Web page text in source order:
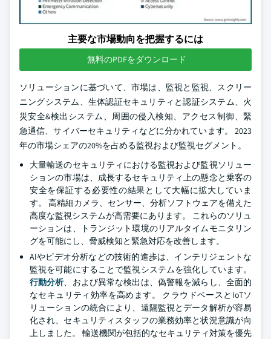
主要な市場動向を把握するには
無料のPDFをダウンロード
ソリューションに基づいて、市場は、監視と監視、スクリー
ニングシステム、生体認証セキュリティと認証システム、火
災安全&検出システム、周囲の侵入検知、アクセス制御、緊
急通信、サイバーセキュリティなどに分かれています。 2023
年の市場シェアの20%を占める監視および監視セグメント。
大量輸送のセキュリティにおける監視および監視ソリュー
ションの市場は、成長するセキュリティ上の懸念と乗客の
安全を保証する必要性の結果として大幅に拡大していま
す。 高精細カメラ、センサー、分析ソフトウェアを備えた
高度な監視システムが高需要にあります。 これらのソリュ
ーションは、トランジット環境のリアルタイムモニタリン
グを可能にし、脅威検知と緊急対応を改善します。
AIやビデオ分析などの技術的進歩は、インテリジェントな
監視を可能にすることで監視システムを強化しています。
行動分析、および異常な検出は、偽警報を減らし、全面的
なセキュリティ効率を高めます。 クラウドベースとIoTソ
リューションの統合により、遠隔監視とデータ解析が容易
化され、セキュリティスタッフの業務効率と状況意識が向
上しました。 輸送機関が包括的なセキュリティ対策を優先